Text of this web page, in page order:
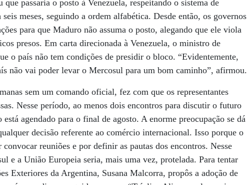
passaria o posto à Venezuela, respeitando o sistema de
meses, seguindo a ordem alfabética. Desde então, os governos
para que Maduro não assuma o posto, alegando que ele viola
presos. Em carta direcionada à Venezuela, o ministro de
o país não tem condições de presidir o bloco. “Evidentemente,
não vai poder levar o Mercosul para um bom caminho”, afirmou.
sem um comando oficial, fez com que os representantes
Nesse período, ao menos dois encontros para discutir o futuro
agendado para o final de agosto. A enorme preocupação se dá
decisão referente ao comércio internacional. Isso porque o
reuniões e por definir as pautas dos encontros. Nesse
e a União Europeia seria, mais uma vez, protelada. Para tentar
Exteriores da Argentina, Susana Malcorra, propôs a adoção de